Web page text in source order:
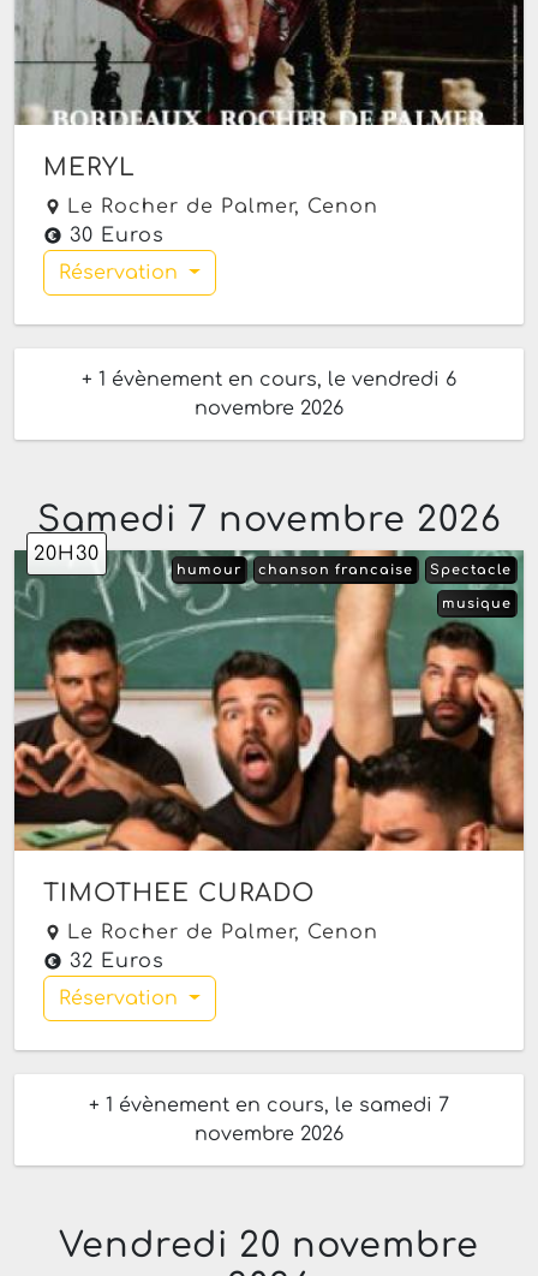
MERYL
Le Rocher de Palmer, Cenon
30 Euros
Réservation
+ 1 évènement en cours, le vendredi 6
novembre 2026
Samedi 7 novembre 2026
20H30
Spectacle
chanson francaise
humour
musique
TIMOTHEE CURADO
Le Rocher de Palmer, Cenon
32 Euros
Réservation
+ 1 évènement en cours, le samedi 7
novembre 2026
Vendredi 20 novembre